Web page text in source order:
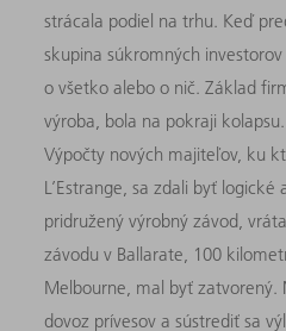
strácala podiel na trhu. Keď
skupina súkromných
o všetko alebo o nič. Základ
výroba, bola na pokraji kolapsu.
Výpočty nových majiteľov, ku
L’Estrange, sa zdali byť logické
pridružený výrobný závod,
závodu v Ballarate, 100
Melbourne, mal byť zatvorený.
dovoz prívesov a sústrediť sa